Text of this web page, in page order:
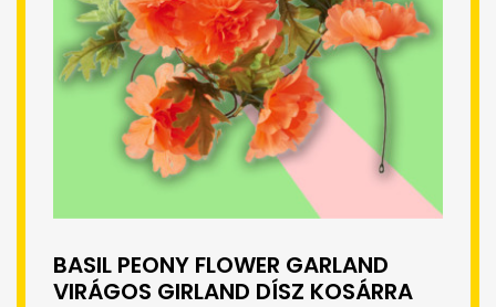
BASIL PEONY FLOWER GARLAND
VIRÁGOS GIRLAND DÍSZ KOSÁRRA